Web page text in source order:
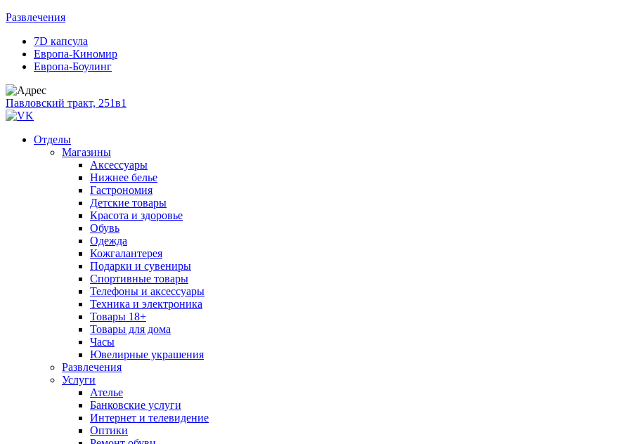
Развлечения
7D капсула
Европа-Киномир
Европа-Боулинг
Павловский тракт, 251в1
Отделы
Магазины
Аксессуары
Нижнее белье
Гастрономия
Детские товары
Красота и здоровье
Обувь
Одежда
Кожгалантерея
Подарки и сувениры
Спортивные товары
Телефоны и аксессуары
Техника и электроника
Товары 18+
Товары для дома
Часы
Ювелирные украшения
Развлечения
Услуги
Ателье
Банковские услуги
Интернет и телевидение
Оптики